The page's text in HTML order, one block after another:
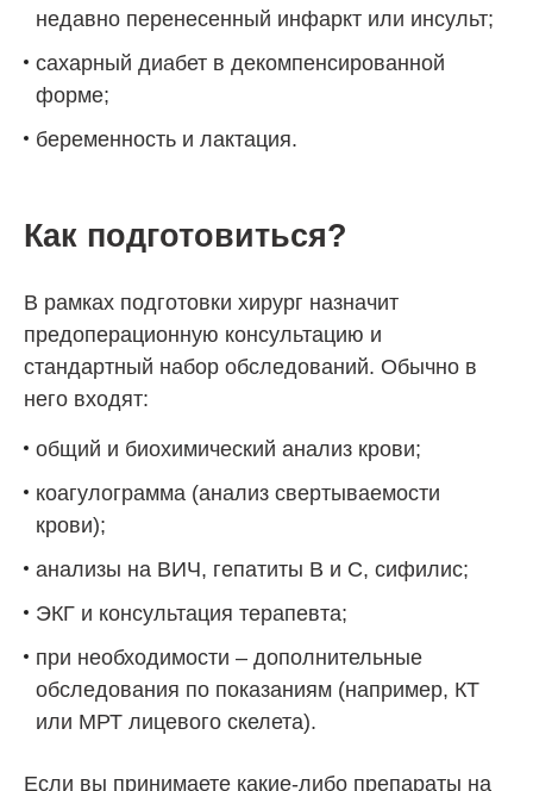
недавно перенесенный инфаркт или инсульт;
сахарный диабет в декомпенсированной
форме;
беременность и лактация.
Как подготовиться?
В рамках подготовки хирург назначит
предоперационную консультацию и
стандартный набор обследований. Обычно в
него входят:
общий и биохимический анализ крови;
коагулограмма (анализ свертываемости
крови);
анализы на ВИЧ, гепатиты B и C, сифилис;
ЭКГ и консультация терапевта;
при необходимости – дополнительные
обследования по показаниям (например, КТ
или МРТ лицевого скелета).
Если вы принимаете какие-либо препараты на